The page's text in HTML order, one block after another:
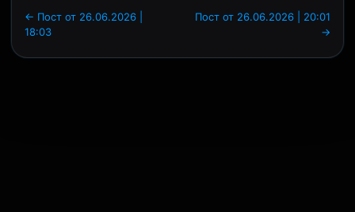
← Пост от 26.06.2026 |
18:03
Пост от 26.06.2026 | 20:01
→